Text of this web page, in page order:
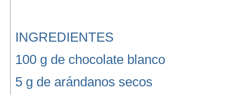
INGREDIENTES
100 g de chocolate blanco
5 g de arándanos secos